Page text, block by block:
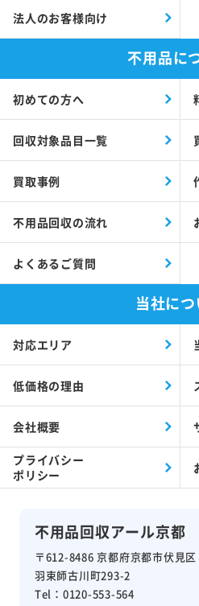
不用品回収アール京都
〒612-8486 京都府京都市伏見区
羽束師古川町293-2
Tel：0120-553-564
法人のお客様向け
不用品に
初めての方へ
回収対象品目一覧
買取事例
不用品回収の流れ
よくあるご質問
当社に
対応エリア
低価格の理由
会社概要
プライバシー
ポリシー